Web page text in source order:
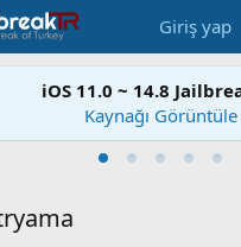
Giriş yap
iOS 11.0 ~ 14.8
Kaynağı Görüntüle